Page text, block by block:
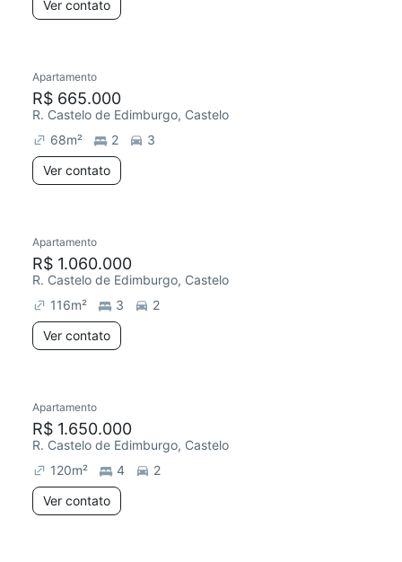
Ver contato
Apartamento
R$ 665.000
R. Castelo de Edimburgo, Castelo
68m² 2
3
Ver contato
Apartamento
R$ 1.060.000
R. Castelo de Edimburgo, Castelo
116m² 3
2
Ver contato
Apartamento
R$ 1.650.000
R. Castelo de Edimburgo, Castelo
120m² 4
2
Ver contato